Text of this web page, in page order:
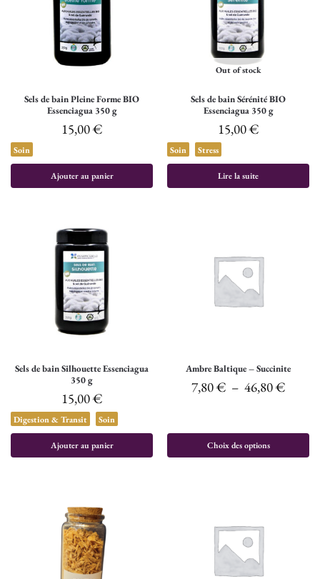
Sels de bain Pleine Forme BIO
Essenciagua 350 g
15,00€
Soin
Ajouter au panier
Out of stock
Sels de bain Sérénité BIO
Essenciagua 350 g
15,00€
Soin Stress
Lire la suite
Sels de bain Silhouette Essenciagua
350 g
15,00€
Digestion & Transit Soin
Ajouter au panier
Ambre Baltique – Succinite
7,80€ – 46,80€
Choix des options